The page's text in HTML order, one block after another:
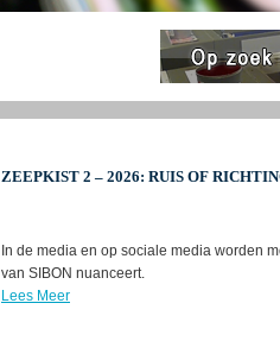
ZEEPKIST 2 – 2026: RUIS OF
In de media en op sociale media worden
van SIBON nuanceert.
Lees Meer